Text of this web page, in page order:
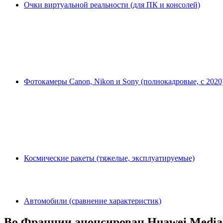
Очки виртуальной реальности (для ПК и консолей)
Фотокамеры Canon, Nikon и Sony (полнокадровые, с
Космические ракеты (тяжелые, эксплуатируемые)
Автомобили (сравнение характеристик)